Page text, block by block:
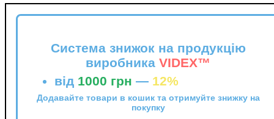
Система знижок на продукцію
виробника VIDEX™
від 1000 грн — 12%
Додавайте товари в кошик та отримуйте знижку на
покупку